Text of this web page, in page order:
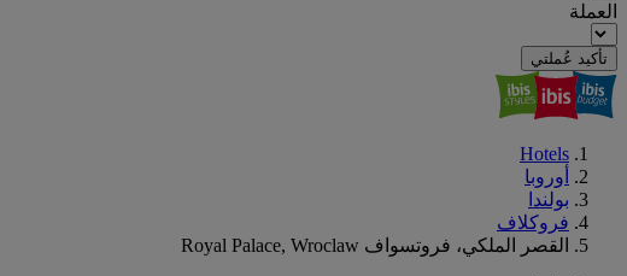
العملة
تأكيد عُملتي
Hotels
أوروبا
بولندا
فروكلاف
القصر الملكي، فروتسواف Royal Palace, Wroclaw